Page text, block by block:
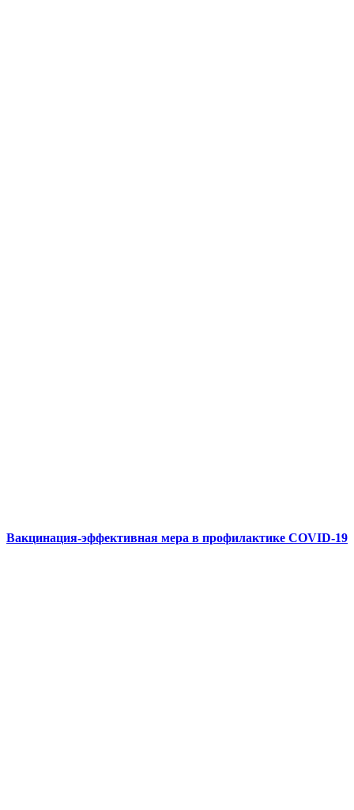
Вакцинация-эффективная мера в профилактике COVID-19